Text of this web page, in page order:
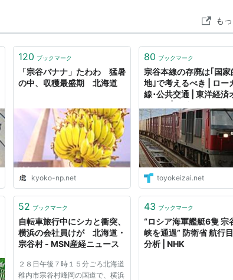
も
120 ブックマーク
「宗谷バナナ」たわわ 猛暑
の中、収穫最盛期 北海道
kyoko-np.net
80 ブックマーク
宗谷本線の存廃は｢国家
地｣で考えるべき | ロー
線･公共交通 | 東洋経済
準
toyokeizai.net
52 ブックマーク
自転車旅行中にシカと衝突、
横浜の会社員けが 北海道・
宗谷村 - MSN産経ニュース
２８日午後７時１５分ごろ北海道
稚内市宗谷村峰岡の国道で、横浜
43 ブックマーク
“ロシア海軍艦艇6隻 宗
峡を通過” 防衛省 航行
分析 | NHK